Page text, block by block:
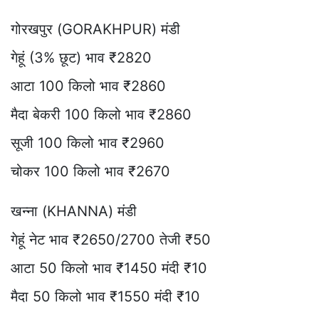
गोरखपुर (GORAKHPUR) मंडी
गेहूं (3% छूट) भाव ₹2820
आटा 100 किलो भाव ₹2860
मैदा बेकरी 100 किलो भाव ₹2860
सूजी 100 किलो भाव ₹2960
चोकर 100 किलो भाव ₹2670
खन्ना (KHANNA) मंडी
गेहूं नेट भाव ₹2650/2700 तेजी ₹50
आटा 50 किलो भाव ₹1450 मंदी ₹10
मैदा 50 किलो भाव ₹1550 मंदी ₹10